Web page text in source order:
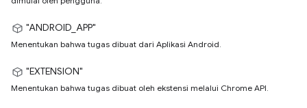
"ANDROID_APP"
Menentukan bahwa tugas dibuat dari Aplikasi Android.
"EXTENSION"
Menentukan bahwa tugas dibuat oleh ekstensi melalui Chrome API.